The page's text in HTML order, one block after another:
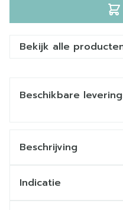
Bekijk alle
Beschikbare
Beschrijving
Indicatie